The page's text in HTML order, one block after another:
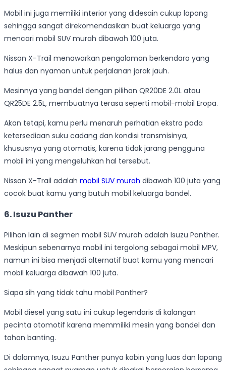
Mobil ini juga memiliki interior yang didesain cukup lapang
sehingga sangat direkomendasikan buat keluarga yang
mencari mobil SUV murah dibawah 100 juta.
Nissan X-Trail menawarkan pengalaman berkendara yang
halus dan nyaman untuk perjalanan jarak jauh.
Mesinnya yang bandel dengan pilihan QR20DE 2.0L atau
QR25DE 2.5L, membuatnya terasa seperti mobil-mobil Eropa.
Akan tetapi, kamu perlu menaruh perhatian ekstra pada
ketersediaan suku cadang dan kondisi transmisinya,
khususnya yang otomatis, karena tidak jarang pengguna
mobil ini yang mengeluhkan hal tersebut.
Nissan X-Trail adalah mobil SUV murah dibawah 100 juta yang
cocok buat kamu yang butuh mobil keluarga bandel.
6.Isuzu Panther
Pilihan lain di segmen mobil SUV murah adalah Isuzu Panther.
Meskipun sebenarnya mobil ini tergolong sebagai mobil MPV,
namun ini bisa menjadi alternatif buat kamu yang mencari
mobil keluarga dibawah 100 juta.
Siapa sih yang tidak tahu mobil Panther?
Mobil diesel yang satu ini cukup legendaris di kalangan
pecinta otomotif karena memmiliki mesin yang bandel dan
tahan banting.
Di dalamnya, Isuzu Panther punya kabin yang luas dan lapang